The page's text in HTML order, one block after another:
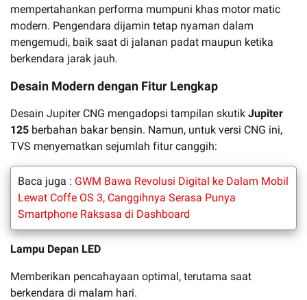
mempertahankan performa mumpuni khas motor matic
modern. Pengendara dijamin tetap nyaman dalam
mengemudi, baik saat di jalanan padat maupun ketika
berkendara jarak jauh.
Desain Modern dengan Fitur Lengkap
Desain Jupiter CNG mengadopsi tampilan skutik Jupiter
125 berbahan bakar bensin. Namun, untuk versi CNG ini,
TVS menyematkan sejumlah fitur canggih:
Baca juga : GWM Bawa Revolusi Digital ke Dalam Mobil
Lewat Coffe OS 3, Canggihnya Serasa Punya
Smartphone Raksasa di Dashboard
Lampu Depan LED
Memberikan pencahayaan optimal, terutama saat
berkendara di malam hari.